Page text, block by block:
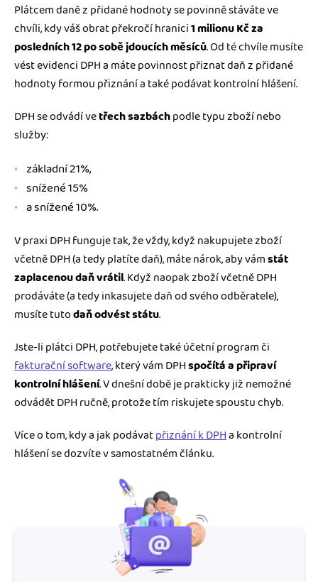
Plátcem daně z přidané hodnoty se povinně stáváte ve
chvíli, kdy váš obrat překročí hranici1 milionu Kč za
posledních 12 po sobě jdoucích měsíců. Od té chvíle musíte
vést evidenci DPH a máte povinnost přiznat daň z přidané
hodnoty formou přiznání a také podávat kontrolní hlášení.
DPH se odvádí vetřech sazbáchpodle typu zboží nebo
služby:
základní 21%,
snížené 15%
a snížené 10%.
V praxi DPH funguje tak, že vždy, když nakupujete zboží
včetně DPH (a tedy platíte daň), máte nárok, aby vámstát
zaplacenou daň vrátil. Když naopak zboží včetně DPH
prodáváte (a tedy inkasujete daň od svého odběratele),
musíte tutodaň odvést státu.
Jste-li plátci DPH, potřebujete také účetní program či
fakturační software, který vám DPHspočítá a připraví
kontrolní hlášení. V dnešní době je prakticky již nemožné
odvádět DPH ručně, protože tím riskujete spoustu chyb.
Více o tom, kdy a jak podávatpřiznání k DPHa kontrolní
hlášení se dozvíte v samostatném článku.